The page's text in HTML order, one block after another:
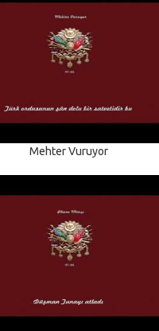
Mehter Vuruyor